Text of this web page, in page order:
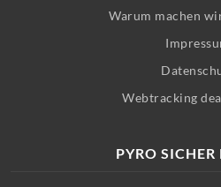
Warum machen
Webtracking
PYRO SICHER